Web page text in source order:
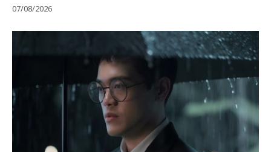
07/08/2026